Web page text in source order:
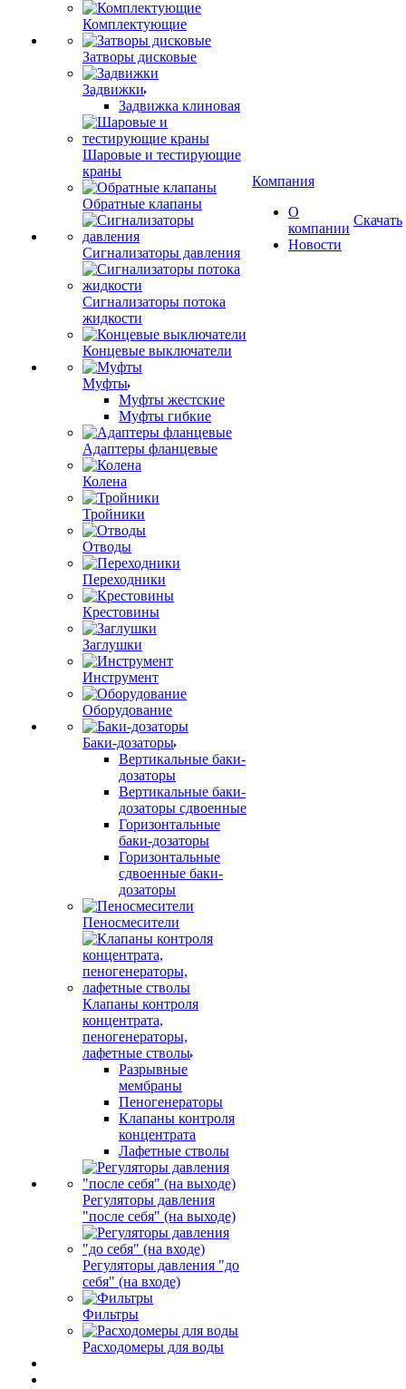
Комплектующие
Затворы дисковые
Задвижки
Задвижка клиновая
Шаровые и тестирующие
краны
Обратные клапаны
Сигнализаторы давления
Сигнализаторы потока
жидкости
Концевые выключатели
Муфты
Муфты жестские
Муфты гибкие
Адаптеры фланцевые
Колена
Тройники
Отводы
Переходники
Крестовины
Заглушки
Инструмент
Оборудование
Баки-дозаторы
Вертикальные баки-
дозаторы
Вертикальные баки-
дозаторы сдвоенные
Горизонтальные
баки-дозаторы
Горизонтальные
сдвоенные баки-
дозаторы
Пеносмесители
Клапаны контроля
концентрата,
пеногенераторы,
лафетные стволы
Разрывные
мембраны
Пеногенераторы
Клапаны контроля
концентрата
Лафетные стволы
Регуляторы давления
"после себя" (на выходе)
Регуляторы давления "до
себя" (на входе)
Фильтры
Расходомеры для воды
Компания
О
компании
Новости
Скачать